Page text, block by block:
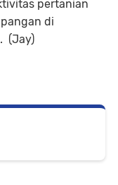
pertanian
di
(Jay)